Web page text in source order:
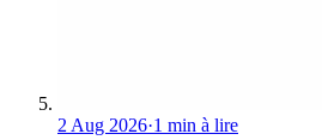
2 Aug 2026·1 min à lire